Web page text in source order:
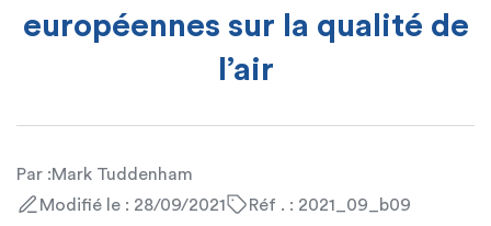
européennes sur la qualité de
l’air
Par :Mark Tuddenham
Modifié le : 28/09/2021
Réf . : 2021_09_b09